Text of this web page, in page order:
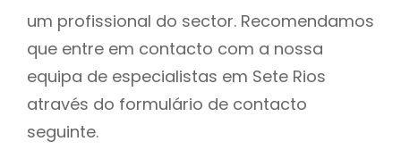
um profissional do sector. Recomendamos
que entre em contacto com a nossa
equipa de especialistas em Sete Rios
através do formulário de contacto
seguinte.